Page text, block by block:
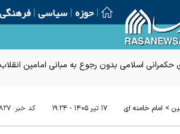
حوزه سیاسی فرهنگی
حکمرانی اسلامی بدون رجوع به مبانی امامین
> امام خامنه ای ۱۷ تير ۱۴۰۵ - ۱۹:۲۴ کد خبر: